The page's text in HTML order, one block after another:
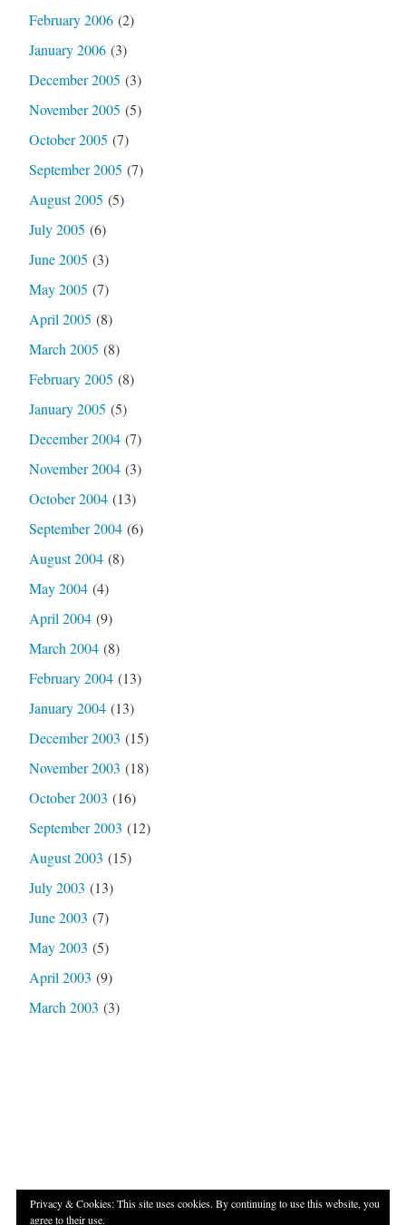
February 2006(2)
January 2006(3)
December 2005 (3)
November 2005 (5)
October 2005 (7)
September 2005 (7)
August 2005 (5)
July 2005 (6)
June 2005 (3)
May 2005 (7)
April 2005 (8)
March 2005 (8)
February 2005 (8)
January 2005 (5)
December 2004(7)
November 2004(3)
October 2004(13)
September 2004(6)
August 2004(8)
May 2004(4)
April 2004(9)
March 2004(8)
February 2004(13)
January 2004(13)
December 2003 (15)
November 2003 (18)
October 2003 (16)
September 2003 (12)
August 2003 (15)
July 2003 (13)
June 2003 (7)
May 2003 (5)
April 2003 (9)
March 2003 (3)
Privacy & Cookies: This site uses cookies. By continuing to use this website, you
agree to their use.